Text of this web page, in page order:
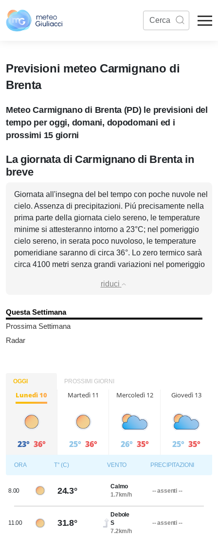
Previsioni meteo Carmignano di
Brenta
Meteo Carmignano di Brenta (PD) le previsioni del
tempo per oggi, domani, dopodomani ed i
prossimi 15 giorni
La giornata di Carmignano di Brenta in
breve
Giornata all'insegna del bel tempo con poche nuvole nel
cielo. Assenza di precipitazioni. Piú precisamente nella
prima parte della giornata cielo sereno, le temperature
minime si attesteranno intorno a 23°C; nel pomeriggio
cielo sereno, in serata poco nuvoloso, le temperature
pomeridiane saranno di circa 36°. Lo zero termico sarà
circa 4100 metri senza grandi variazioni nel pomeriggio
riduci
Questa Settimana
Prossima Settimana
Radar
OGGI PROSSIMI GIORNI
Lunedì 10
23° 36°
Martedì 11
25° 36°
Mercoledì 12
26° 35°
Giovedì 13
25° 35°
ORA T° (C) VENTO PRECIPITAZIONI
8.00 24.3°
Calmo
1.7km/h
-- assenti --
11.00 31.8°
Debole
S
7.2km/h
-- assenti --